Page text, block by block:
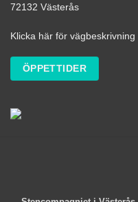
72132 Västerås
Klicka här för vägbeskrivning
ÖPPETTIDER